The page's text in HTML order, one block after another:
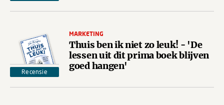
Recensie
MARKETING
Thuis ben ik niet zo leuk! - 'De
lessen uit dit prima boek blijven
goed hangen'